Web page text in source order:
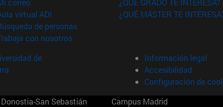
correo
virtual ADI (abre en nueva ventana)
de personas(abre en nueva ventana)
con nosotros(abre en nueva ventana)
¿QUÉ GRADO TE INTERESA?
¿QUÉ MÁSTER TE
de
Información legal
Accesibilidad
Configuración de
San Sebastián
Campus Madrid